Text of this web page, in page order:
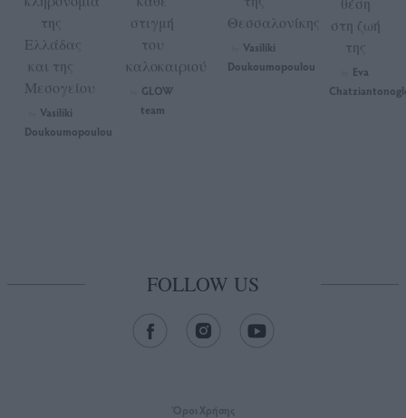
της
Ελλάδας
και της
Μεσογείου
Vasiliki
Doukoumopoulou
στιγμή
του
καλοκαιριού
GLOW
team
Θεσσαλονίκης
Vasiliki
Doukoumopoulou
στη ζωή
της
Eva
FOLLOW US
Όροι Xρήσης